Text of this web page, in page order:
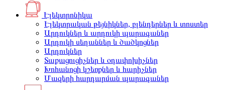
Էլեկտրոնիկա
Էլեկտրական թեյնիկներ, բլենդերներ և տոստեր
Արդուկներ և արդուկի պարագաներ
Արդուկի սեղաններ և ծածկոցներ
Արդուկներ
Տաքացուցիչներ և օդափոխիչներ
Խոհանոցի կշեռքներ և հարիչներ
Մազերի հարդարման պարագաներ